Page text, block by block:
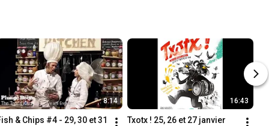
8:14
& Chips #4 - 29, 30 et 31
16:43
Txotx ! 25, 26 et 27 janvier